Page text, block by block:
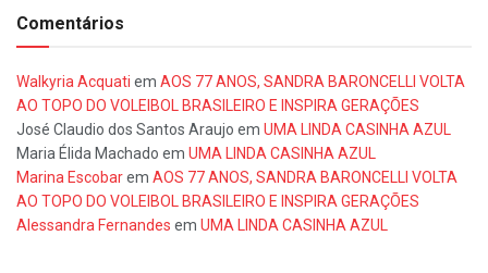
Comentários
Walkyria Acquati em AOS 77 ANOS, SANDRA BARONCELLI VOLTA
AO TOPO DO VOLEIBOL BRASILEIRO E INSPIRA GERAÇÕES
José Claudio dos Santos Araujo em UMA LINDA CASINHA AZUL
Maria Élida Machado em UMA LINDA CASINHA AZUL
Marina Escobarem AOS 77 ANOS, SANDRA BARONCELLI VOLTA
AO TOPO DO VOLEIBOL BRASILEIRO E INSPIRA GERAÇÕES
Alessandra Fernandes em UMA LINDA CASINHA AZUL